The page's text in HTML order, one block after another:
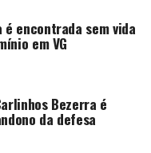
encontrada sem vida
em VG
Bezerra é
da defesa